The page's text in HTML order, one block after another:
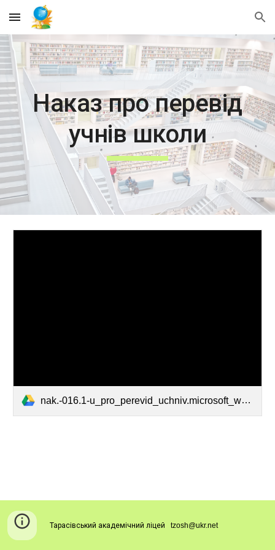
Skip to main content Skip to navigation
Наказ про перевід
учнів школи
nak.-016.1-u_pro_perevid_uchniv.microsoft_word.doc
Тарасівський академічний ліцей tzosh@ukr.net